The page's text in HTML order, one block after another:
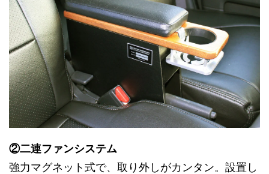
②二連ファンシステム
強力マグネット式で、取り外しがカンタン。設置し